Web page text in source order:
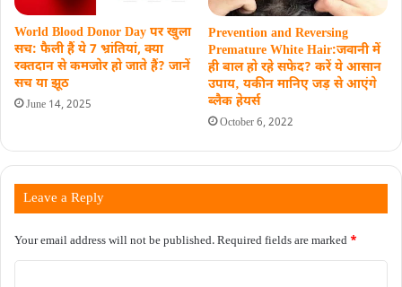
World Blood Donor Day पर खुला
सच: फैली हैं ये 7 भ्रांतियां, क्या
रक्तदान से कमजोर हो जाते हैं? जानें
सच या झूठ
June 14, 2025
Prevention and Reversing
Premature White Hair:जवानी में
ही बाल हो रहे सफेद? करें ये आसान
उपाय‚ यकीन मानिए जड़ से आएंगे
ब्लैक हेयर्स
October 6, 2022
Leave a Reply
Your email address will not be published.Required fields are marked *